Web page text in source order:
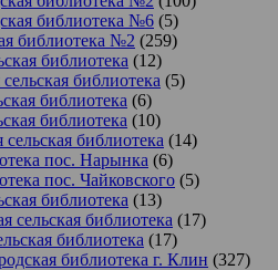
библиотека №6 (5)
библиотека №2 (259)
библиотека (12)
библиотека (5)
библиотека (6)
библиотека (10)
библиотека (14)
пос. Нарынка (6)
пос. Чайковского (5)
библиотека (13)
сельская библиотека (17)
библиотека (17)
библиотека г. Клин (327)